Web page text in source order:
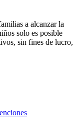
a alcanzar la
solo es posible
sin fines de lucro,